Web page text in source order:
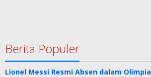
Berita Populer
Lionel Messi Resmi Absen dalam